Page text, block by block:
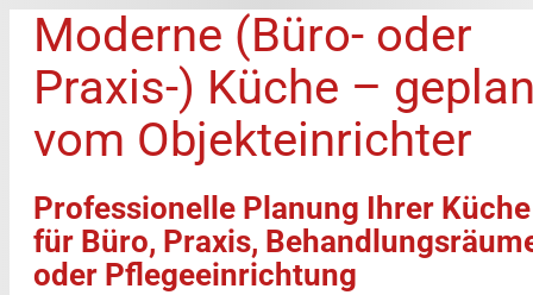
Moderne (Büro- oder
Praxis-) Küche –
vom Objekteinrichter
Professionelle Planung Ihrer Küche
für Büro, Praxis,
oder Pflegeeinrichtung